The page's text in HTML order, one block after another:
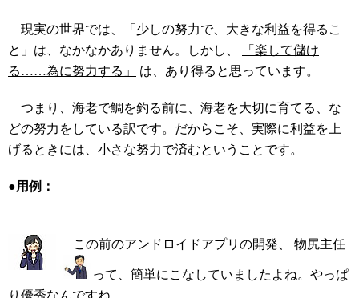
現実の世界では、「少しの努力で、大きな利益を得るこ
と」は、なかなかありません。しかし、
「楽して儲け
る……為に努力する」
は、あり得ると思っています。
つまり、海老で鯛を釣る前に、海老を大切に育てる、な
どの努力をしている訳です。だからこそ、実際に利益を上
げるときには、小さな努力で済むということです。
●用例：
この前のアンドロイドアプリの開発、 物尻主任
って、簡単にこなしていましたよね。やっぱ
り優秀なんですね。